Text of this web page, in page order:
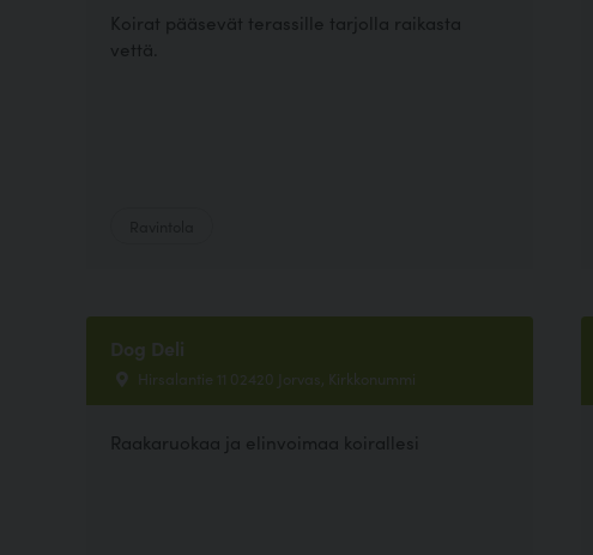
Koirat pääsevät terassille tarjolla raikasta
vettä.
Dog Deli
Hirsalantie 11 02420 Jorvas, Kirkkonummi
Raakaruokaa ja elinvoimaa koirallesi